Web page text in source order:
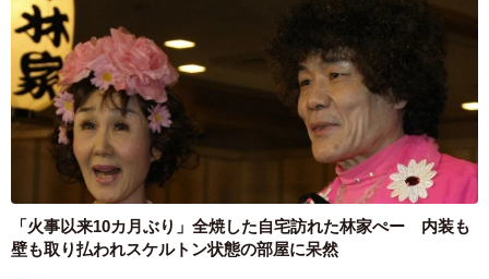
「火事以来10カ月ぶり」全焼した自宅訪れた林家ぺー 内装も
壁も取り払われスケルトン状態の部屋に呆然